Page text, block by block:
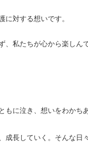
対する想いです。
、私たちが心から楽しん
もに泣き、想いをわかち
成長していく。そんな日